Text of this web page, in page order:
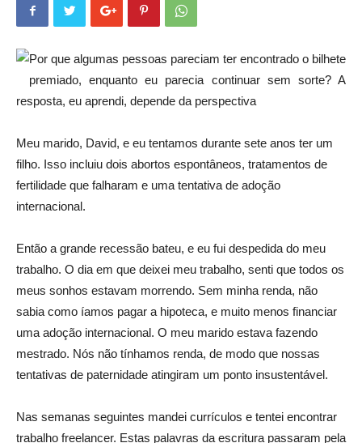
Por que algumas pessoas pareciam ter encontrado o bilhete
premiado, enquanto eu parecia continuar sem sorte? A
resposta, eu aprendi, depende da perspectiva
Meu marido, David, e eu tentamos durante sete anos ter um
filho. Isso incluiu dois abortos espontâneos, tratamentos de
fertilidade que falharam e uma tentativa de adoção
internacional.
Então a grande recessão bateu, e eu fui despedida do meu
trabalho. O dia em que deixei meu trabalho, senti que todos os
meus sonhos estavam morrendo. Sem minha renda, não
sabia como íamos pagar a hipoteca, e muito menos financiar
uma adoção internacional. O meu marido estava fazendo
mestrado. Nós não tínhamos renda, de modo que nossas
tentativas de paternidade atingiram um ponto insustentável.
Nas semanas seguintes mandei currículos e tentei encontrar
trabalho freelancer. Estas palavras da escritura passaram pela